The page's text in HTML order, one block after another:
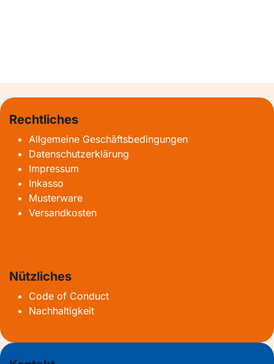
Rechtliches
Allgemeine Geschäftsbedingungen
Datenschutzerklärung
Impressum
Inkasso
Musterware
Versandkosten
Nützliches
Code of Conduct
Nachhaltigkeit